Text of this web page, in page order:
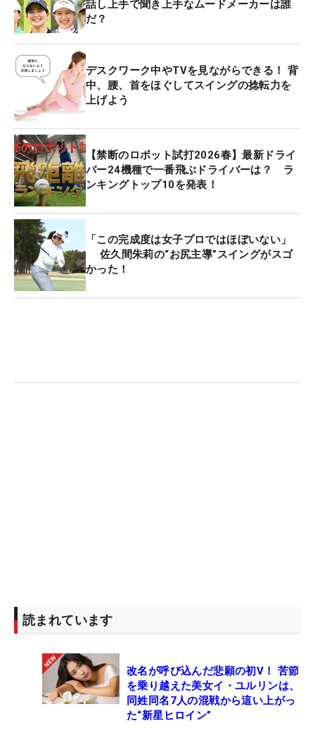
話し上手で聞き上手なムードメーカーは誰
だ？
デスクワーク中やTVを見ながらできる！ 背
中、腰、首をほぐしてスイングの捻転力を
上げよう
【禁断のロボット試打2026春】最新ドライ
バー24機種で一番飛ぶドライバーは？ ラ
ンキングトップ10を発表！
「この完成度は女子プロではほぼいない」
佐久間朱莉の“お尻主導”スイングがスゴ
かった！
読まれています
改名が呼び込んだ悲願の初V！ 苦節
を乗り越えた美女イ・ユルリンは、
同姓同名7人の混戦から這い上がっ
た“新星ヒロイン”